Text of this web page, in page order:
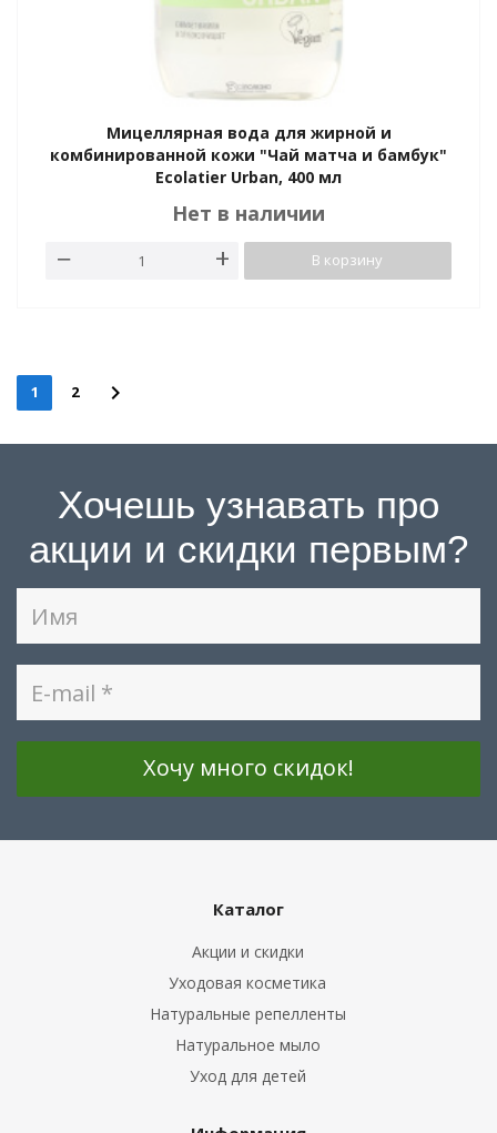
Мицеллярная вода для жирной и
комбинированной кожи "Чай матча и бамбук"
Ecolatier Urban, 400 мл
Нет в наличии
В корзину
1 2
Хочешь узнавать про
акции и скидки первым?
Каталог
Акции и скидки
Уходовая косметика
Натуральные репелленты
Натуральное мыло
Уход для детей